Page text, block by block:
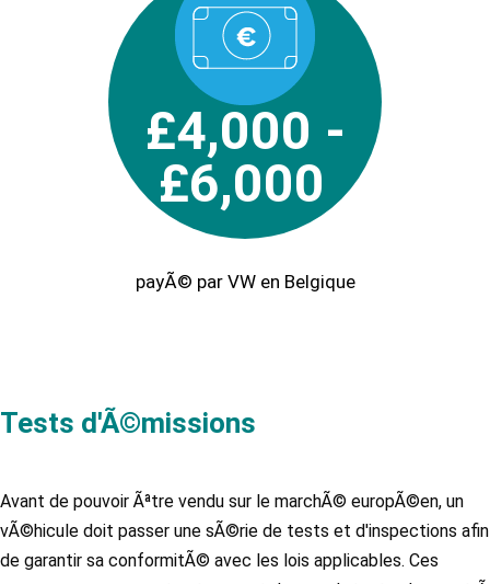
£4,000 -
£6,000
payÃ© par VW en Belgique
Tests d'Ã©missions
Avant de pouvoir Ãªtre vendu sur le marchÃ© europÃ©en, un
vÃ©hicule doit passer une sÃ©rie de tests et d'inspections afin
de garantir sa conformitÃ© avec les lois applicables. Ces